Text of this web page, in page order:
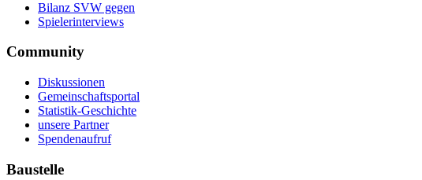
Bilanz SVW gegen
Spielerinterviews
Community
Diskussionen
Gemeinschaftsportal
Statistik-Geschichte
unsere Partner
Spendenaufruf
Baustelle